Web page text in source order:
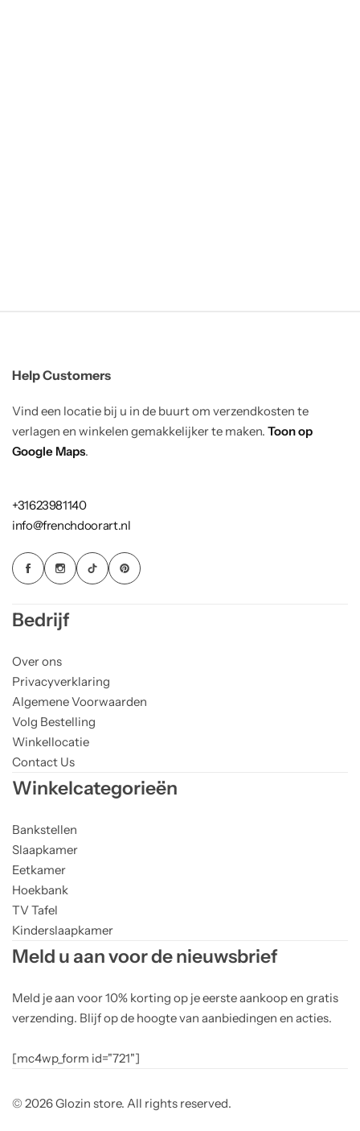
Help Customers
Vind een locatie bij u in de buurt om verzendkosten te
verlagen en winkelen gemakkelijker te maken. Toon op
Google Maps.
+31623981140
info@frenchdoorart.nl
Bedrijf
Over ons
Privacyverklaring
Algemene Voorwaarden
Volg Bestelling
Winkellocatie
Contact Us
Winkelcategorieën
Bankstellen
Slaapkamer
Eetkamer
Hoekbank
TV Tafel
Kinderslaapkamer
Meld u aan voor de nieuwsbrief
Meld je aan voor 10% korting op je eerste aankoop en gratis
verzending. Blijf op de hoogte van aanbiedingen en acties.
[mc4wp_form id="721"]
© 2026 Glozin store. All rights reserved.